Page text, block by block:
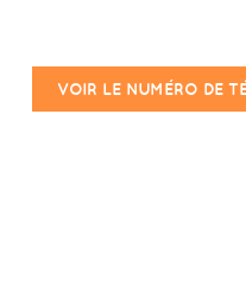
VOIR LE NUMÉRO DE